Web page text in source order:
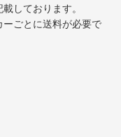
しております。
ごとに送料が必要で